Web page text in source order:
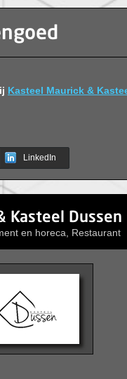
Kasteel Maurick &
LinkedIn
Kasteel Dussen
en horeca, Restaurant